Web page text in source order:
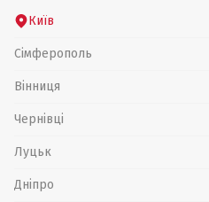
Київ
Сімферополь
Вінниця
Чернівці
Луцьк
Дніпро